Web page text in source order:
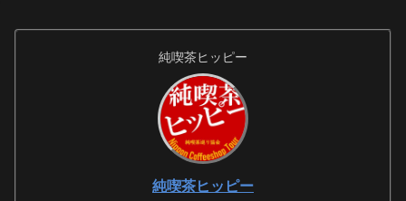
純喫茶ヒッピー
純喫茶ヒッピー